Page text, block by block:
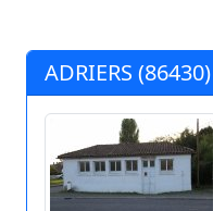
ADRIERS (86430)